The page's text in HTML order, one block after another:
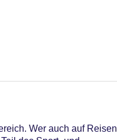
Wer auch auf Reisen